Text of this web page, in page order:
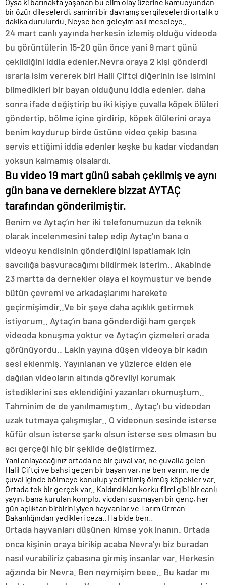
bir özür dileselerdi, samimi bir davranış sergileselerdi ortalık o
dakika durulurdu. Neyse ben geleyim asıl meseleye..
24 mart canlı yayında herkesin izlemiş olduğu videoda
bu görüntülerin 15-20 gün önce yani 9 mart günü
çekildiğini iddia edenler,Nevra oraya 2 kişi gönderdi
ısrarla isim vererek biri Halil Çiftçi diğerinin ise isimini
bilmedikleri bir bayan olduğunu iddia edenler, daha
sonra ifade değiştirip bu iki kişiye çuvalla köpek ölüleri
göndertip, bölme içine girdirip, köpek ölülerini oraya
benim koydurup birde üstüne video çekip basına
servis ettiğimi iddia edenler keşke bu kadar vicdandan
yoksun kalmamış olsalardı.
Bu video 19 mart günü sabah çekilmiş ve aynı
gün bana ve derneklere bizzat AYTAÇ
tarafından gönderilmiştir.
Benim ve Aytaç’ın her iki telefonumuzun da teknik
olarak incelenmesini talep edip Aytaç’ın bana o
videoyu kendisinin gönderdiğini ispatlamak için
savcılığa başvuracağımı bildirmek isterim.. Akabinde
23 martta da dernekler olaya el koymuştur ve bende
bütün çevremi ve arkadaşlarımı harekete
geçirmişimdir..Ve bir şeye daha açıklık getirmek
istiyorum.. Aytaç’ın bana gönderdiği ham gerçek
videoda konuşma yoktur ve Aytaç’ın çizmeleri orada
görünüyordu.. Lakin yayına düşen videoya bir kadın
sesi eklenmiş. Yayınlanan ve yüzlerce elden ele
dağılan videoların altında görevliyi korumak
istediklerini ses eklendiğini yazanları okumuştum..
Tahminim de de yanılmamıştım.. Aytaç’ı bu videodan
uzak tutmaya çalışmışlar.. O videonun sesinde isterse
küfür olsun isterse şarkı olsun isterse ses olmasın bu
acı gerçeği hiç bir şekilde değiştirmez.
Yani anlayacağınız ortada ne bir çuval var, ne çuvalla gelen
Halil Çiftçi ve bahsi geçen bir bayan var, ne ben varım, ne de
çuval içinde bölmeye konulup yedirtilmiş ölmüş köpekler var.
Ortada tek bir gerçek var.. Kaldırdıkları korku filmi gibi bir canlı
yayın, bana kurulan komplo, vicdanı susmayan bir genç, her
gün açlıktan birbirini yiyen hayvanlar ve Tarım Orman
Bakanlığından yedikleri ceza.. Ha bide ben..
Ortada hayvanları düşünen kimse yok inanın. Ortada
onca kişinin oraya birikip acaba Nevra’yı biz buradan
nasıl vurabiliriz çabasına girmiş insanlar var. Herkesin
ağzında bir Nevra. Ben neymişim beee.. Bu kadar mı